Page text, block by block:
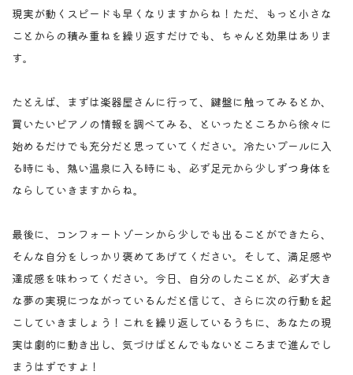
現実が動くスピードも早くなりますからね！ただ、もっと小さな
ことからの積み重ねを繰り返すだけでも、ちゃんと効果はありま
す。
たとえば、まずは楽器屋さんに行って、鍵盤に触ってみるとか、
買いたいピアノの情報を調べてみる、といったところから徐々に
始めるだけでも充分だと思っていてください。冷たいプールに入
る時にも、熱い温泉に入る時にも、必ず足元から少しずつ身体を
ならしていきますからね。
最後に、コンフォートゾーンから少しでも出ることができたら、
そんな自分をしっかり褒めてあげてください。そして、満足感や
達成感を味わってください。今日、自分のしたことが、必ず大き
な夢の実現につながっているんだと信じて、さらに次の行動を起
こしていきましょう！これを繰り返しているうちに、あなたの現
実は劇的に動き出し、気づけばとんでもないところまで進んでし
まうはずですよ！